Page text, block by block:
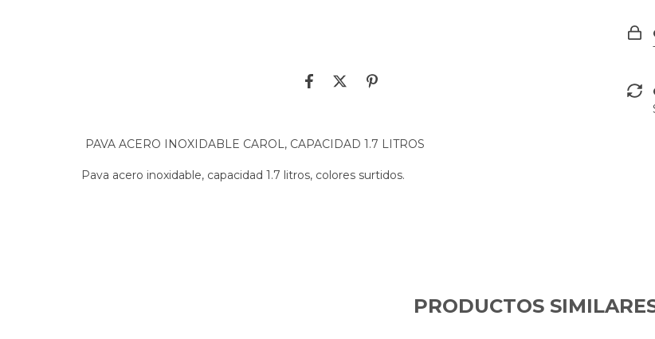
PAVA ACERO INOXIDABLE CAROL, CAPACIDAD 1.7 LITROS
Pava acero inoxidable, capacidad 1.7 litros, colores surtidos.
PRODUCTOS